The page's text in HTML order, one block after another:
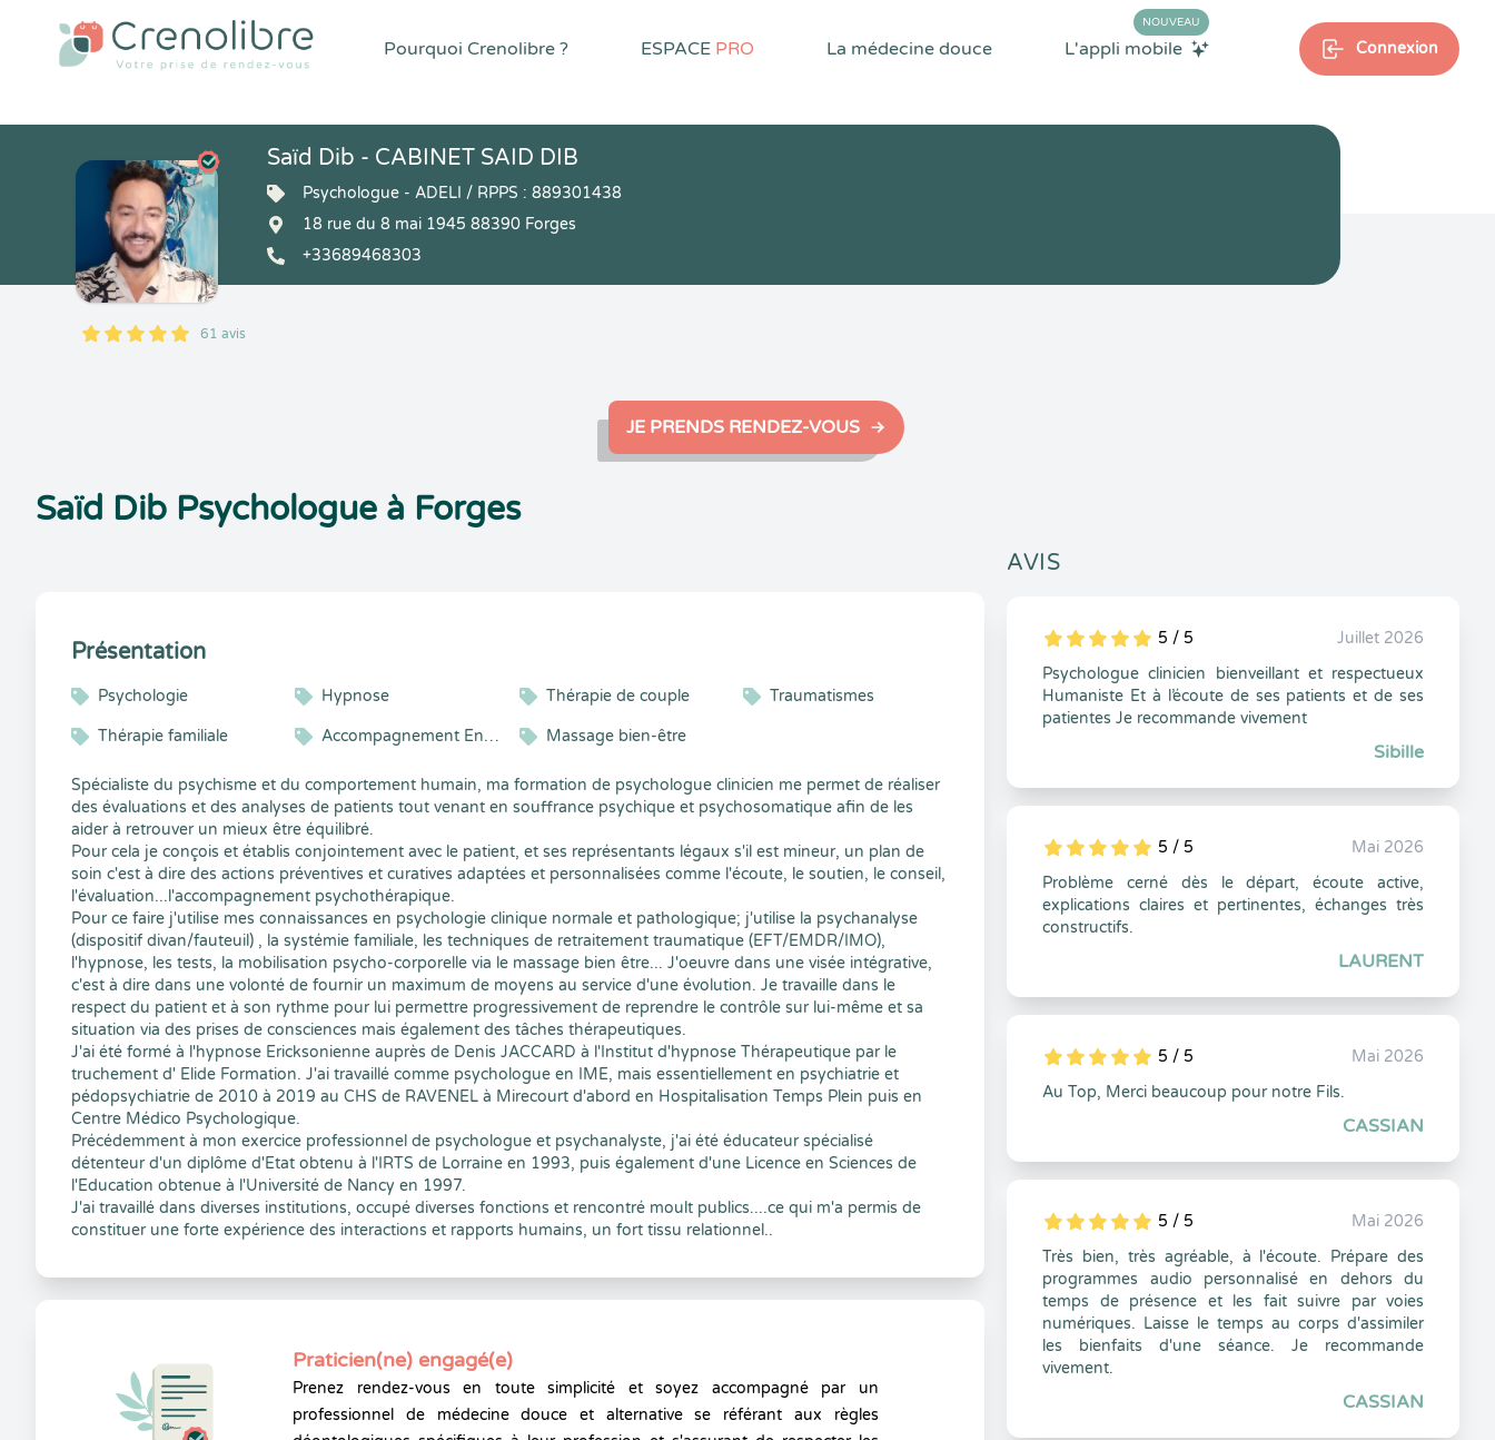
Pourquoi Crenolibre ? ESPACE PRO La médecine douce L'appli mobile
NOUVEAU
Connexion
5
1
5
61 61 avis
Saïd Dib - CABINET SAID DIB
Psychologue - ADELI / RPPS : 889301438
18 rue du 8 mai 1945 88390 Forges
+33689468303
JE PRENDS RENDEZ-VOUS
Saïd Dib Psychologue à Forges
Présentation
Psychologie Hypnose Thérapie de couple Traumatismes
Thérapie familiale Accompagnement Enfant et Adolescent Massage bien-être
Spécialiste du psychisme et du comportement humain, ma formation de psychologue clinicien me permet de réaliser
des évaluations et des analyses de patients tout venant en souffrance psychique et psychosomatique afin de les
aider à retrouver un mieux être équilibré.
Pour cela je conçois et établis conjointement avec le patient, et ses représentants légaux s'il est mineur, un plan de
soin c'est à dire des actions préventives et curatives adaptées et personnalisées comme l'écoute, le soutien, le conseil,
l'évaluation...l'accompagnement psychothérapique.
Pour ce faire j'utilise mes connaissances en psychologie clinique normale et pathologique; j'utilise la psychanalyse
(dispositif divan/fauteuil) , la systémie familiale, les techniques de retraitement traumatique (EFT/EMDR/IMO),
l'hypnose, les tests, la mobilisation psycho-corporelle via le massage bien être... J'oeuvre dans une visée intégrative,
c'est à dire dans une volonté de fournir un maximum de moyens au service d'une évolution. Je travaille dans le
respect du patient et à son rythme pour lui permettre progressivement de reprendre le contrôle sur lui-même et sa
situation via des prises de consciences mais également des tâches thérapeutiques.
J'ai été formé à l'hypnose Ericksonienne auprès de Denis JACCARD à l'Institut d'hypnose Thérapeutique par le
truchement d' Elide Formation. J'ai travaillé comme psychologue en IME, mais essentiellement en psychiatrie et
pédopsychiatrie de 2010 à 2019 au CHS de RAVENEL à Mirecourt d'abord en Hospitalisation Temps Plein puis en
Centre Médico Psychologique.
Précédemment à mon exercice professionnel de psychologue et psychanalyste, j'ai été éducateur spécialisé
détenteur d'un diplôme d'Etat obtenu à l'IRTS de Lorraine en 1993, puis également d'une Licence en Sciences de
l'Education obtenue à l'Université de Nancy en 1997.
J'ai travaillé dans diverses institutions, occupé diverses fonctions et rencontré moult publics....ce qui m'a permis de
constituer une forte expérience des interactions et rapports humains, un fort tissu relationnel..
Praticien(ne) engagé(e)
Prenez rendez-vous en toute simplicité et soyez accompagné par un
professionnel de médecine douce et alternative se référant aux règles
AVIS
5
1
5
0 5 / 5
Juillet 2026
Psychologue clinicien bienveillant et respectueux
Humaniste Et à l’écoute de ses patients et de ses
patientes Je recommande vivement
Sibille
5
1
5
0 5 / 5
Mai 2026
Problème cerné dès le départ, écoute active,
explications claires et pertinentes, échanges très
constructifs.
LAURENT
5
1
5
0 5 / 5
Mai 2026
Au Top, Merci beaucoup pour notre Fils.
CASSIAN
5
1
5
0 5 / 5
Mai 2026
Très bien, très agréable, à l'écoute. Prépare des
programmes audio personnalisé en dehors du
temps de présence et les fait suivre par voies
numériques. Laisse le temps au corps d'assimiler
les bienfaits d'une séance. Je recommande
vivement.
CASSIAN